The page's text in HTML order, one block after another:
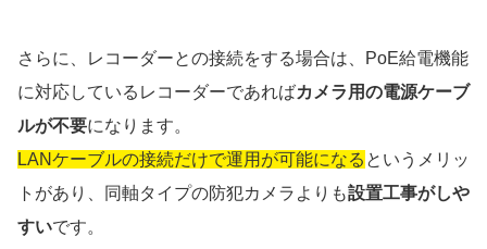
さらに、レコーダーとの接続をする場合は、PoE給電機能
に対応しているレコーダーであればカメラ用の電源ケーブ
ルが不要になります。
LANケーブルの接続だけで運用が可能になる というメリッ
トがあり、同軸タイプの防犯カメラよりも設置工事がしや
すいです。